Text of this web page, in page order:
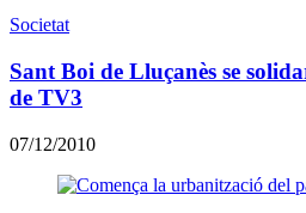
Societat
Sant Boi de Lluçanès se
de TV3
07/12/2010